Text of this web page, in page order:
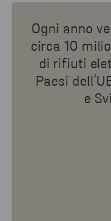
Ogni anno
circa 10
di rifiuti
Paesi
e